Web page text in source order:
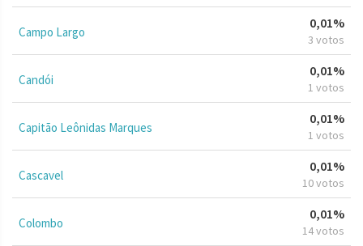
Campo Largo
0,01%
3 votos
Candói
0,01%
1 votos
Capitão Leônidas Marques
0,01%
1 votos
Cascavel
0,01%
10 votos
Colombo
0,01%
14 votos